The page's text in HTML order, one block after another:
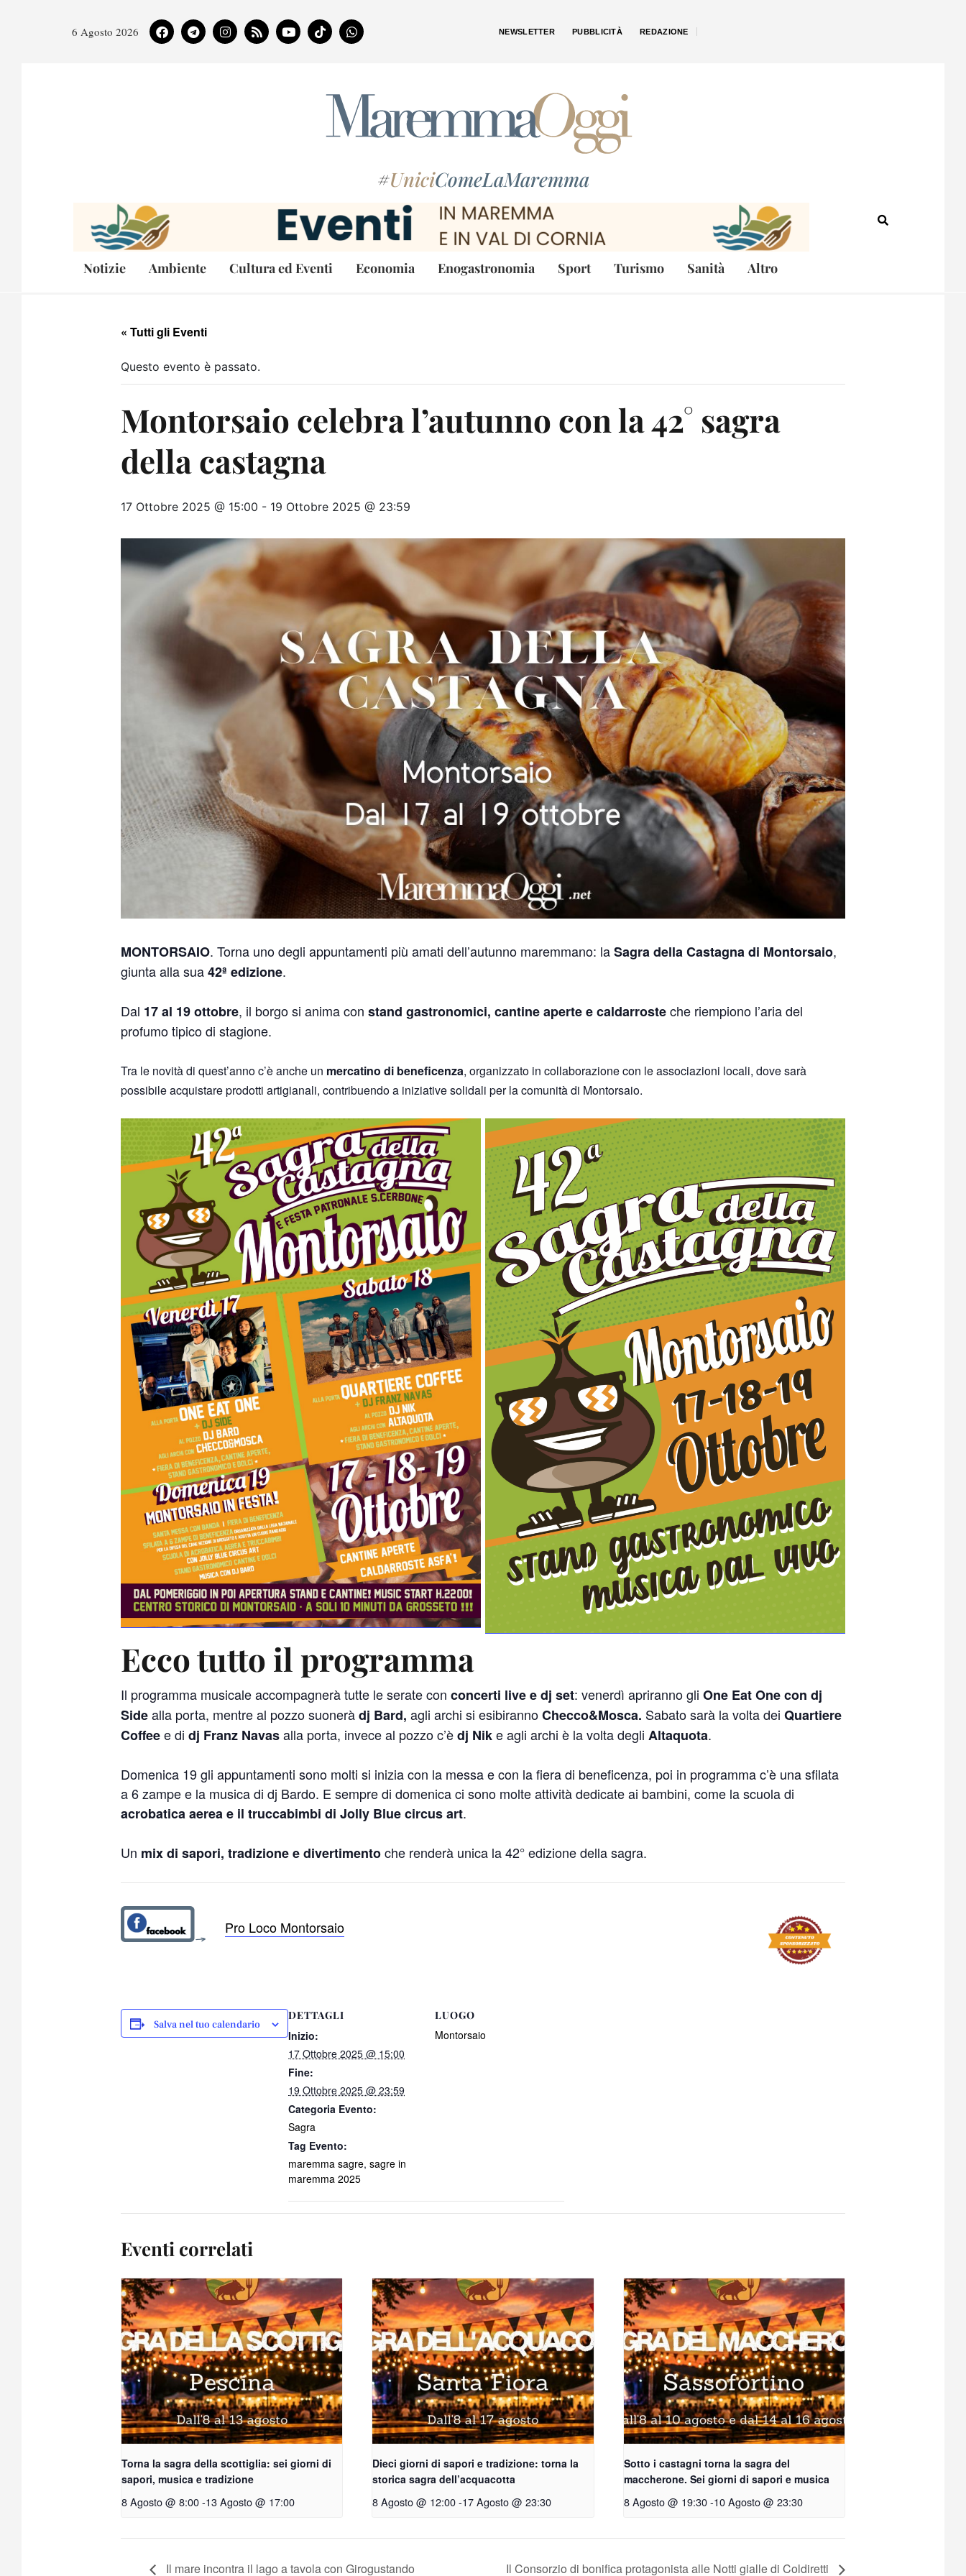
6 Agosto 2026 NEWSLETTER PUBBLICITÀ REDAZIONE
#UniciComeLaMaremma
Notizie Ambiente Cultura ed Eventi Economia Enogastronomia Sport Turismo Sanità Altro
« Tutti gli Eventi
Questo evento è passato.
Montorsaio celebra l’autunno con la 42° sagra
della castagna
17 Ottobre 2025 @ 15:00 - 19 Ottobre 2025 @ 23:59
MONTORSAIO. Torna uno degli appuntamenti più amati dell’autunno maremmano: laSagra della Castagna di Montorsaio,
giunta alla sua42ª edizione.
Dal 17 al 19 ottobre, il borgo si anima con stand gastronomici, cantine aperte e caldarrosteche riempiono l’aria del
profumo tipico di stagione.
Tra le novità di quest’anno c’è anche un mercatino di beneficenza, organizzato in collaborazione con le associazioni locali, dove sarà
possibile acquistare prodotti artigianali, contribuendo a iniziative solidali per la comunità di Montorsaio.
Ecco tutto il programma
Il programma musicale accompagnerà tutte le serate con concerti live e dj set: venerdì apriranno gli One Eat One con dj
Sidealla porta, mentre al pozzo suoneràdj Bard, agli archi si esibirannoChecco&Mosca. Sabato sarà la volta dei Quartiere
Coffeee di dj Franz Navasalla porta, invece al pozzo c’èdj Nike agli archi è la volta degli Altaquota.
Domenica 19 gli appuntamenti sono molti si inizia con la messa e con la fiera di beneficenza, poi in programma c’è una sfilata
a 6 zampe e la musica di dj Bardo. E sempre di domenica ci sono molte attività dedicate ai bambini, come la scuola di
acrobatica aerea e il truccabimbi di Jolly Blue circus art.
Un mix di sapori, tradizione e divertimentoche renderà unica la 42° edizione della sagra.
Pro Loco Montorsaio
Salva nel tuo calendario
DETTAGLI
Inizio:
17 Ottobre 2025 @ 15:00
Fine:
19 Ottobre 2025 @ 23:59
Categoria Evento:
Sagra
Tag Evento:
maremma sagre, sagre in
maremma 2025
LUOGO
Montorsaio
Eventi correlati
Torna la sagra della scottiglia: sei giorni di
sapori, musica e tradizione
8 Agosto @ 8:00-13 Agosto @ 17:00
Dieci giorni di sapori e tradizione: torna la
storica sagra dell’acquacotta
8 Agosto @ 12:00 -17 Agosto @ 23:30
Sotto i castagni torna la sagra del
maccherone. Sei giorni di sapori e musica
8 Agosto @ 19:30-10 Agosto @ 23:30
Il mare incontra il lago a tavola con Girogustando Il Consorzio di bonifica protagonista alle Notti gialle di Coldiretti